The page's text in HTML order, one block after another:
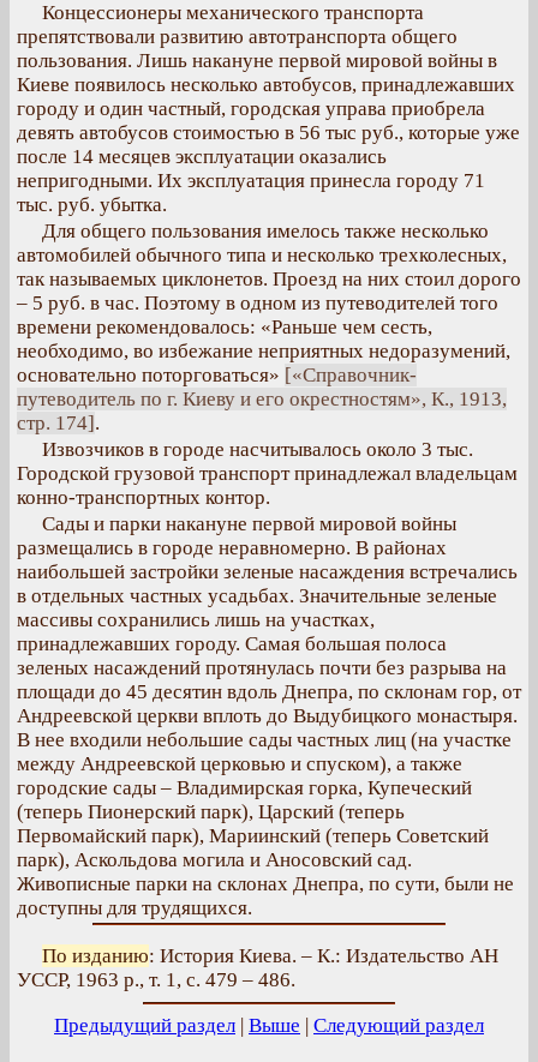
Концессионеры механического транспорта
препятствовали развитию автотранспорта общего
пользования. Лишь накануне первой мировой войны в
Киеве появилось несколько автобусов, принадлежавших
городу и один частный, городская управа приобрела
девять автобусов стоимостью в 56 тыс руб., которые уже
после 14 месяцев эксплуатации оказались
непригодными. Их эксплуатация принесла городу 71
тыс. руб. убытка.
Для общего пользования имелось также несколько
автомобилей обычного типа и несколько трехколесных,
так называемых циклонетов. Проезд на них стоил дорого
– 5 руб. в час. Поэтому в одном из путеводителей того
времени рекомендовалось: «Раньше чем сесть,
необходимо, во избежание неприятных недоразумений,
основательно поторговаться» [«Справочник-
путеводитель по г. Киеву и его окрестностям», К., 1913,
стр. 174].
Извозчиков в городе насчитывалось около 3 тыс.
Городской грузовой транспорт принадлежал владельцам
конно-транспортных контор.
Сады и парки накануне первой мировой войны
размещались в городе неравномерно. В районах
наибольшей застройки зеленые насаждения встречались
в отдельных частных усадьбах. Значительные зеленые
массивы сохранились лишь на участках,
принадлежавших городу. Самая большая полоса
зеленых насаждений протянулась почти без разрыва на
площади до 45 десятин вдоль Днепра, по склонам гор, от
Андреевской церкви вплоть до Выдубицкого монастыря.
В нее входили небольшие сады частных лиц (на участке
между Андреевской церковью и спуском), а также
городские сады – Владимирская горка, Купеческий
(теперь Пионерский парк), Царский (теперь
Первомайский парк), Мариинский (теперь Советский
парк), Аскольдова могила и Аносовский сад.
Живописные парки на склонах Днепра, по сути, были не
доступны для трудящихся.
По изданию: История Киева. – К.: Издательство АН
УССР, 1963 р., т. 1, с. 479 – 486.
Предыдущий раздел | Выше | Следующий раздел